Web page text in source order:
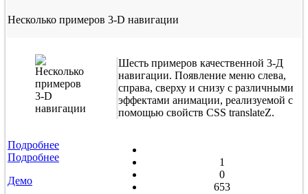
Несколько примеров 3-D навигации
Шесть примеров качественной 3-Д
навигации. Появление меню слева,
справа, сверху и снизу с различными
эффектами анимации, реализуемой с
помощью свойств CSS translateZ.
Подробнее
Подробнее
Демо
1
0
653